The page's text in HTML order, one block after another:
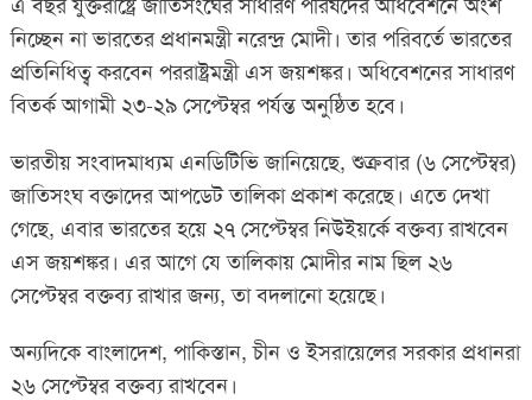
এ বছর যুক্তরাষ্ট্রে জাতিসংঘের সাধারণ পরিষদের অধিবেশনে অংশ
নিচ্ছেন না ভারতের প্রধানমন্ত্রী নরেন্দ্র মোদী। তার পরিবর্তে ভারতের
প্রতিনিধিত্ব করবেন পররাষ্ট্রমন্ত্রী এস জয়শঙ্কর। অধিবেশনের সাধারণ
বিতর্ক আগামী ২৩-২৯ সেপ্টেম্বর পর্যন্ত অনুষ্ঠিত হবে।
ভারতীয় সংবাদমাধ্যম এনডিটিভি জানিয়েছে, শুক্রবার (৬ সেপ্টেম্বর)
জাতিসংঘ বক্তাদের আপডেট তালিকা প্রকাশ করেছে। এতে দেখা
গেছে, এবার ভারতের হয়ে ২৭ সেপ্টেম্বর নিউইয়র্কে বক্তব্য রাখবেন
এস জয়শঙ্কর। এর আগে যে তালিকায় মোদীর নাম ছিল ২৬
সেপ্টেম্বর বক্তব্য রাখার জন্য, তা বদলানো হয়েছে।
অন্যদিকে বাংলাদেশ, পাকিস্তান, চীন ও ইসরায়েলের সরকার প্রধানরা
২৬ সেপ্টেম্বর বক্তব্য রাখবেন।